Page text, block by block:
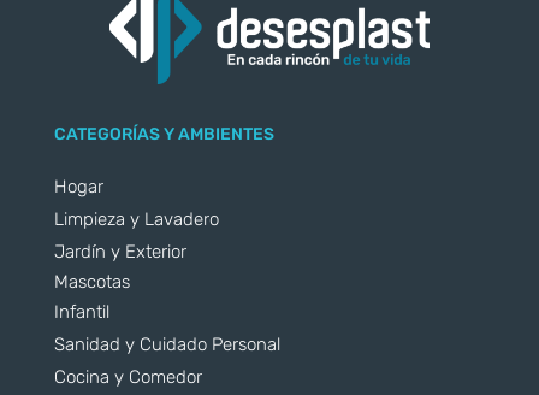
CATEGORÍAS Y AMBIENTES
Hogar
Limpieza y Lavadero
Jardín y Exterior
Mascotas
Infantil
Sanidad y Cuidado Personal
Cocina y Comedor